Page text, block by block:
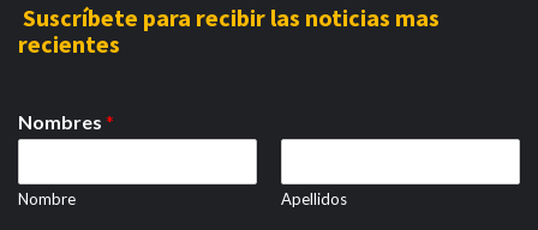
Suscríbete para recibir las noticias mas
recientes
Nombres *
Nombre Apellidos